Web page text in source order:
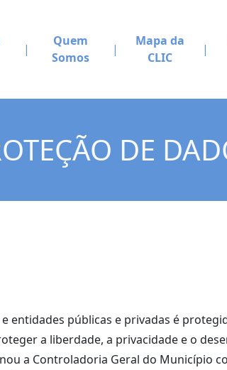
Quem
Somos
Mapa da
CLIC
DE
entidades públicas e privadas é
a liberdade, a privacidade e o
a Controladoria Geral do Município